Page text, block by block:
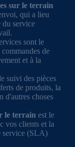
sur le terrain
qui a lieu
du service
sont le
de
et à la
suivi des pièces
de produits, la
d'autres choses
le terrain est le
vos clients et la
service (SLA)